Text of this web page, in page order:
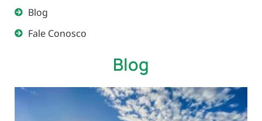
Blog
Fale Conosco
Blog